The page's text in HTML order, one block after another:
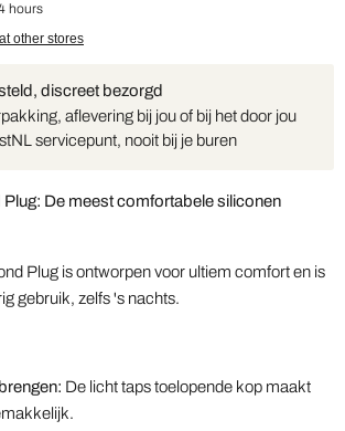
hours
other stores
discreet bezorgd
aflevering bij jou of bij het door jou
servicepunt, nooit bij je buren
De meest comfortabele siliconen
Plug is ontworpen voor ultiem comfort en is
gebruik, zelfs 's nachts.
De licht taps toelopende kop maakt